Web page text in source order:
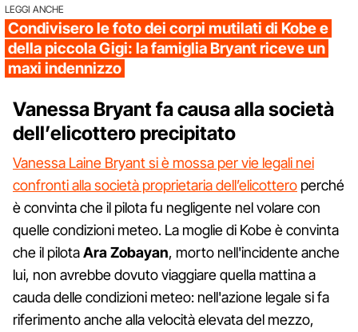
LEGGI ANCHE
Condivisero le foto dei corpi mutilati di Kobe e
della piccola Gigi: la famiglia Bryant riceve un
maxi indennizzo
Vanessa Bryant fa causa alla società
dell’elicottero precipitato
Vanessa Laine Bryant si è mossa per vie legali nei
confronti alla società proprietaria dell’elicottero perché
è convinta che il pilota fu negligente nel volare con
quelle condizioni meteo. La moglie di Kobe è convinta
che il pilotaAra Zobayan, morto nell'incidente anche
lui, non avrebbe dovuto viaggiare quella mattina a
cauda delle condizioni meteo: nell'azione legale si fa
riferimento anche alla velocità elevata del mezzo,